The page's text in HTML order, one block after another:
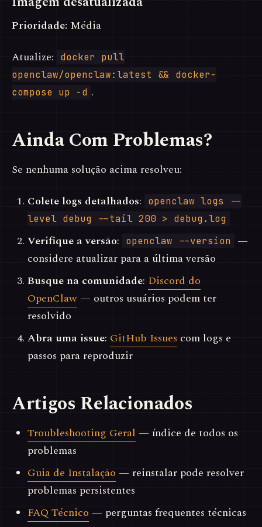
Prioridade: Média
Atualize:
docker pull
openclaw/openclaw:latest && docker-
compose up -d .
Ainda Com Problemas?
Se nenhuma solução acima resolveu:
Colete logs detalhados:
openclaw logs --
level debug --tail 200 > debug.log
Verifique a versão: openclaw --version
—
considere atualizar para a última versão
Busque na comunidade: Discord do
OpenClaw — outros usuários podem ter
resolvido
Abra uma issue: GitHub Issues com logs e
passos para reproduzir
Artigos Relacionados
Troubleshooting Geral — índice de todos os
problemas
Guia de Instalação — reinstalar pode resolver
problemas persistentes
FAQ Técnico — perguntas frequentes técnicas